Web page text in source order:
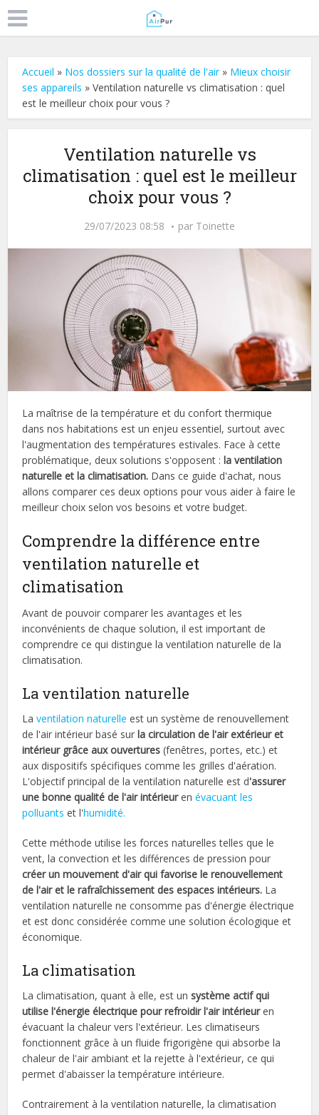
Accueil » Nos dossiers sur la qualité de l'air» Mieux choisir
ses appareils »Ventilation naturelle vs climatisation : quel
est le meilleur choix pour vous ?
Ventilation naturelle vs
climatisation : quel est le meilleur
choix pour vous ?
29/07/2023 08:58 par Toinette
La maîtrise de la température et du confort thermique
dans nos habitations est un enjeu essentiel, surtout avec
l'augmentation des températures estivales. Face à cette
problématique, deux solutions s'opposent : la ventilation
naturelle et la climatisation. Dans ce guide d'achat, nous
allons comparer ces deux options pour vous aider à faire le
meilleur choix selon vos besoins et votre budget.
Comprendre la différence entre
ventilation naturelle et
climatisation
Avant de pouvoir comparer les avantages et les
inconvénients de chaque solution, il est important de
comprendre ce qui distingue la ventilation naturelle de la
climatisation.
La ventilation naturelle
Laventilation naturelle est un système de renouvellement
de l'air intérieur basé surla circulation de l'air extérieur et
intérieur grâce aux ouvertures (fenêtres, portes, etc.) et
aux dispositifs spécifiques comme les grilles d'aération.
L'objectif principal de la ventilation naturelle est d'assurer
une bonne qualité de l'air intérieuren évacuant les
polluants et l'humidité.
Cette méthode utilise les forces naturelles telles que le
vent, la convection et les différences de pression pour
créer un mouvement d'air qui favorise le renouvellement
de l'air et le rafraîchissement des espaces intérieurs. La
ventilation naturelle ne consomme pas d'énergie électrique
et est donc considérée comme une solution écologique et
économique.
La climatisation
La climatisation, quant à elle, est unsystème actif qui
utilise l'énergie électrique pour refroidir l'air intérieuren
évacuant la chaleur vers l'extérieur. Les climatiseurs
fonctionnent grâce à un fluide frigorigène qui absorbe la
chaleur de l'air ambiant et la rejette à l'extérieur, ce qui
permet d'abaisser la température intérieure.
Contrairement à la ventilation naturelle, la climatisation